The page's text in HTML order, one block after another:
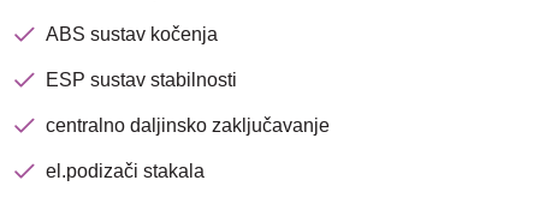
ABS sustav kočenja
ESP sustav stabilnosti
centralno daljinsko zaključavanje
el.podizači stakala